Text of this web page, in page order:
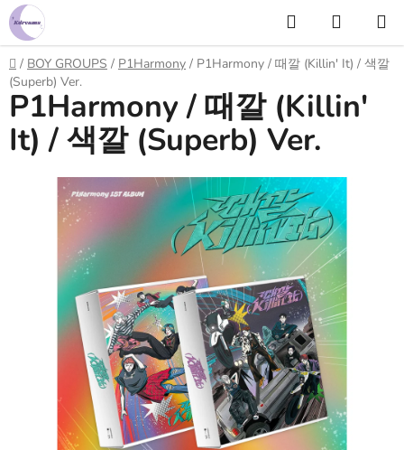
Prejsť
na
obsah
Hľadať
KOŠÍK
Domov
/ BOY GROUPS / P1Harmony / P1Harmony / 때깔 (Killin' It) / 색깔
(Superb) Ver.
P1Harmony / 때깔 (Killin'
It) / 색깔 (Superb) Ver.